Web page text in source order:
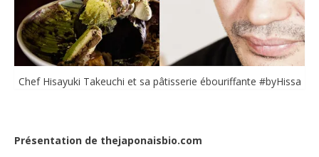
Chef Hisayuki Takeuchi et sa pâtisserie ébouriffante #byHissa
Présentation de thejaponaisbio.com